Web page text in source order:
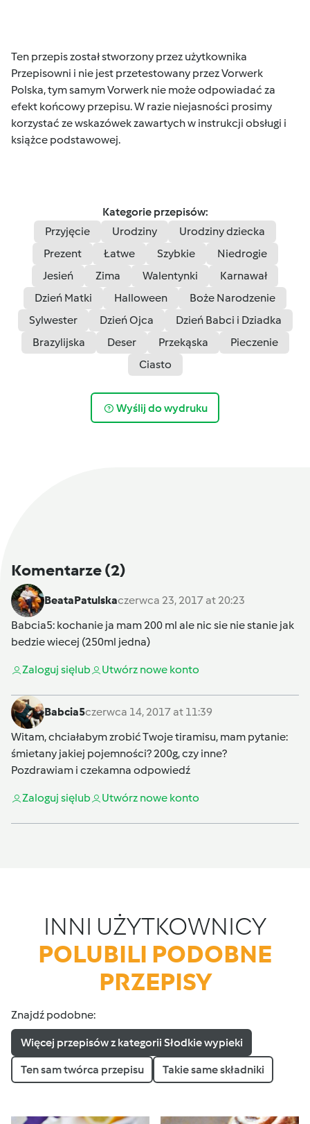
Ten przepis został stworzony przez użytkownika
Przepisowni i nie jest przetestowany przez Vorwerk
Polska, tym samym Vorwerk nie może odpowiadać za
efekt końcowy przepisu. W razie niejasności prosimy
korzystać ze wskazówek zawartych w instrukcji obsługi i
książce podstawowej.
Kategorie przepisów:
Przyjęcie
Urodziny
Urodziny dziecka
Prezent
Łatwe Szybkie
Niedrogie
Jesień
Zima Walentynki
Karnawał
Dzień Matki
Halloween
Boże Narodzenie
Sylwester
Dzień Ojca
Dzień Babci i Dziadka
Brazylijska
Deser Przekąska
Pieczenie
Ciasto
Wyślij do wydruku
Komentarze(2)
BeataPatulskaczerwca 23, 2017 at 20:23
Babcia5: kochanie ja mam 200 ml ale nic sie nie stanie jak
bedzie wiecej (250ml jedna)
Zaloguj sięlub Utwórz nowe konto
Babcia5czerwca 14, 2017 at 11:39
Witam, chciałabym zrobić Twoje tiramisu, mam pytanie:
śmietany jakiej pojemności? 200g, czy inne?
Pozdrawiam i czekamna odpowiedź
Zaloguj sięlub Utwórz nowe konto
INNI UŻYTKOWNICY
POLUBILI PODOBNE
PRZEPISY
Znajdź podobne:
Więcej przepisów z kategorii Słodkie wypieki
Ten sam twórca przepisu Takie same składniki